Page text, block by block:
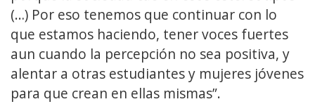
(…) Por eso tenemos que continuar con lo
que estamos haciendo, tener voces fuertes
aun cuando la percepción no sea positiva, y
alentar a otras estudiantes y mujeres jóvenes
para que crean en ellas mismas”.